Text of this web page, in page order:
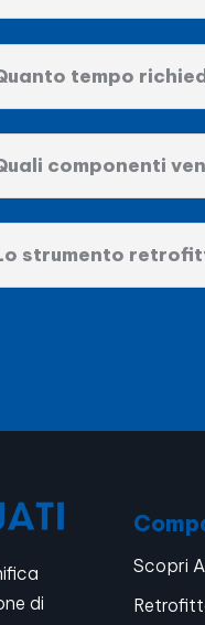
tempo
componenti
strumento
di
Scopri